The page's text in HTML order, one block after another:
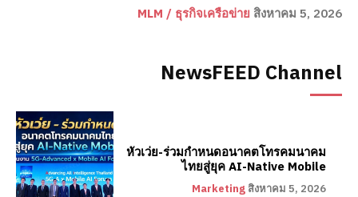
MLM / ธุรกิจเครือข่าย สิงหาคม 5, 2026
NewsFEED Channel
หัวเว่ย-ร่วมกำหนดอนาคตโทรคมนาคม
ไทยสู่ยุค AI-Native Mobile
Marketing สิงหาคม 5, 2026